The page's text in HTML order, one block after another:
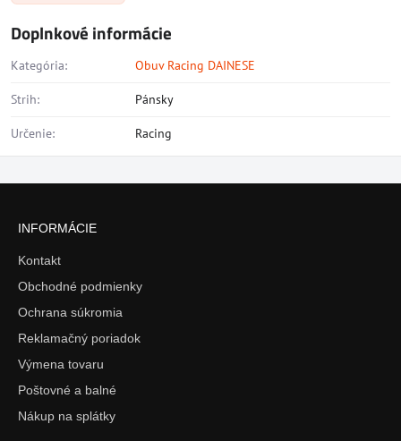
Doplnkové informácie
Kategória: Obuv Racing DAINESE
Strih: Pánsky
Určenie: Racing
INFORMÁCIE
Kontakt
Obchodné podmienky
Ochrana súkromia
Reklamačný poriadok
Výmena tovaru
Poštovné a balné
Nákup na splátky